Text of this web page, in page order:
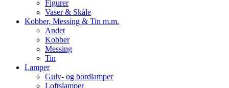
Figurer
Vaser & Skåle
Kobber, Messing & Tin m.m.
Andet
Kobber
Messing
Tin
Lamper
Gulv- og bordlamper
Loftslamper